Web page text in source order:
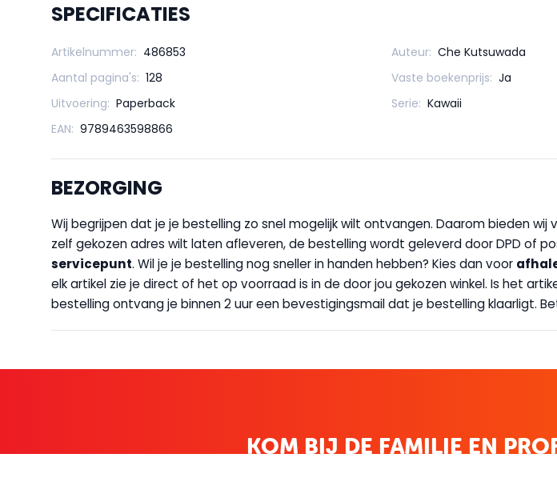
SPECIFICATIES
Artikelnummer: 486853 Auteur: Che Kutsuwada
Aantal pagina's: 128 Vaste boekenprijs: Ja
Uitvoering: Paperback Serie: Kawaii
EAN: 9789463598866
BEZORGING
Wij begrijpen dat je je bestelling zo snel mogelijk wilt ontvangen. Daarom bieden wij
zelf gekozen adres wilt laten afleveren, de bestelling wordt geleverd door DPD of
servicepunt. Wil je je bestelling nog sneller in handen hebben? Kies dan voor
elk artikel zie je direct of het op voorraad is in de door jou gekozen winkel. Is het
bestelling ontvang je binnen 2 uur een bevestigingsmail dat je bestelling klaarligt.
KOM BIJ DE FAMILIE EN